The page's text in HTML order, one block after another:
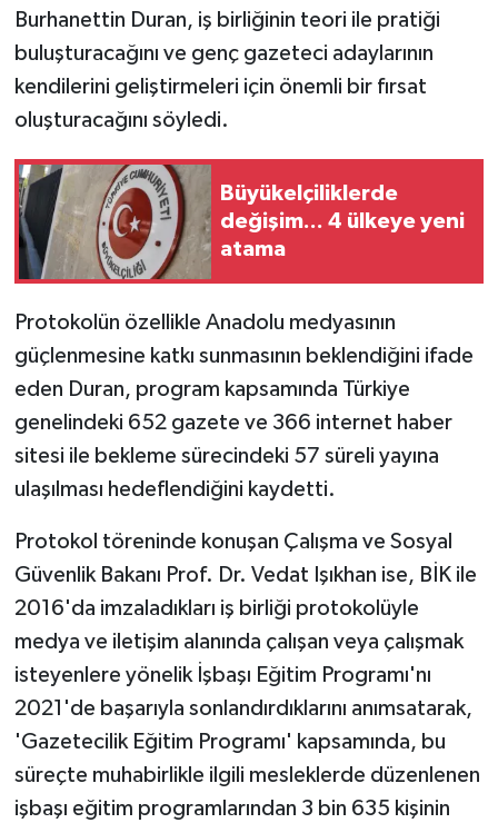
Burhanettin Duran, iş birliğinin teori ile pratiği
buluşturacağını ve genç gazeteci adaylarının
kendilerini geliştirmeleri için önemli bir fırsat
oluşturacağını söyledi.
Büyükelçiliklerde
değişim... 4 ülkeye yeni
atama
Protokolün özellikle Anadolu medyasının
güçlenmesine katkı sunmasının beklendiğini ifade
eden Duran, program kapsamında Türkiye
genelindeki 652 gazete ve 366 internet haber
sitesi ile bekleme sürecindeki 57 süreli yayına
ulaşılması hedeflendiğini kaydetti.
Protokol töreninde konuşan Çalışma ve Sosyal
Güvenlik Bakanı Prof. Dr. Vedat Işıkhan ise, BİK ile
2016'da imzaladıkları iş birliği protokolüyle
medya ve iletişim alanında çalışan veya çalışmak
isteyenlere yönelik İşbaşı Eğitim Programı'nı
2021'de başarıyla sonlandırdıklarını anımsatarak,
'Gazetecilik Eğitim Programı' kapsamında, bu
süreçte muhabirlikle ilgili mesleklerde düzenlenen
işbaşı eğitim programlarından 3 bin 635 kişinin